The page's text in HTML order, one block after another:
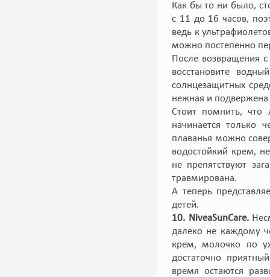
Как бы то ни было,
с 11 до 16 часов,
ведь к
можно постепенно
После возвращения
восстановите
солнцезащитных
нежная и подвержена
Стоит помнить, что
начинается только
плаванья можно
водостойкий крем,
не препятствуют
травмирована.
А теперь
детей.
10. NiveaSunCare.
далеко не каждому
крем, молочко по
достаточно
время остаются